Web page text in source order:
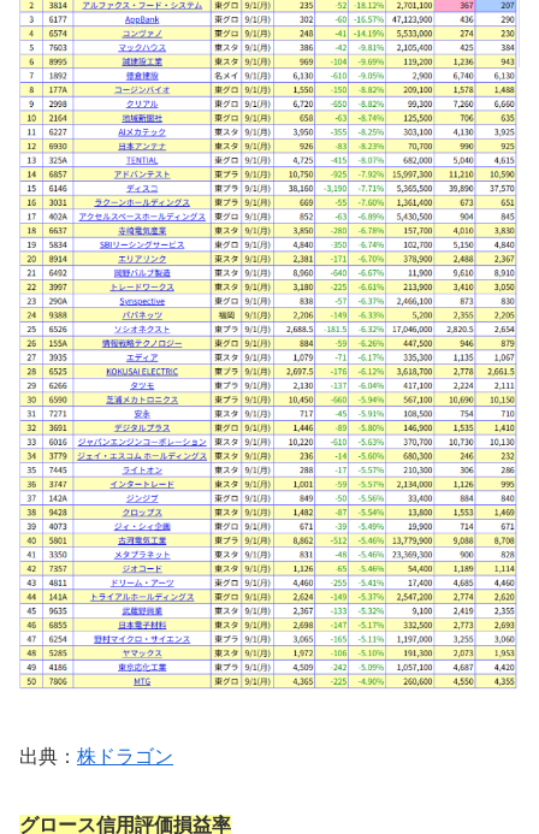
出典： 株ドラゴン
グロース信用評価損益率